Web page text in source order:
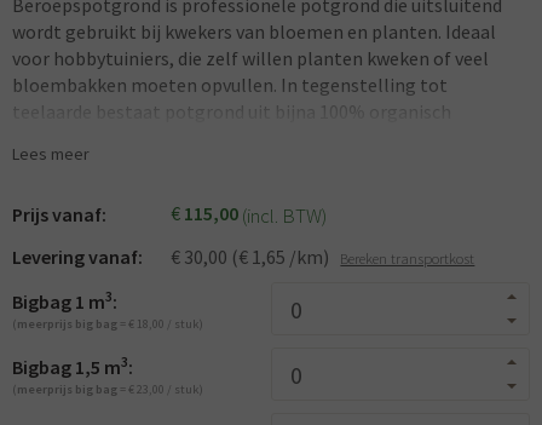
wordt gebruikt bij kwekers van bloemen en planten. Ideaal
voor hobbytuiniers, die zelf willen planten kweken of veel
bloembakken moeten opvullen. In tegenstelling tot
teelaarde
bestaat potgrond uit bijna 100% organisch
Lees meer
Prijs vanaf: € 115,00 (incl. BTW)
Levering vanaf: € 30,00 (€ 1,65 /km) Bereken transportkost
Bigbag 1 m3:
(meerprijs big bag = € 18,00 / stuk)
Bigbag 1,5 m3:
(meerprijs big bag = € 23,00 / stuk)